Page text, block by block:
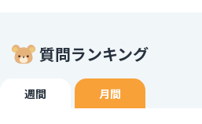
質問ランキング
週間 月間